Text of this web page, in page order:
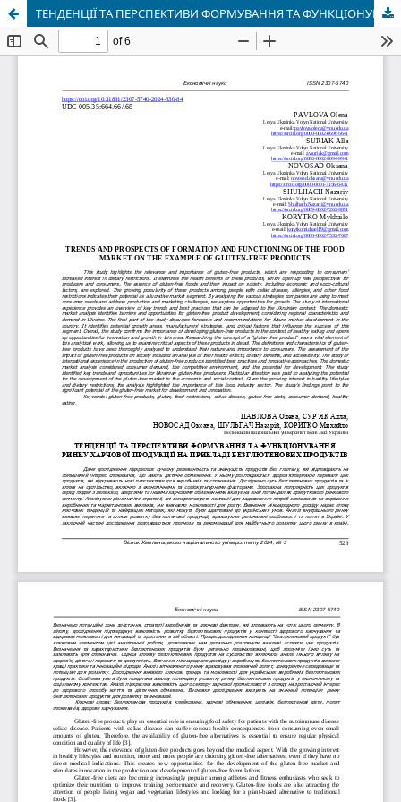
ТЕНДЕНЦІЇ ТА ПЕРСПЕКТИВИ ФОРМУВАННЯ ТА ФУНКЦІОНУВАННЯ РИНКУ ХАРЧОВОЇ ПРОДУКЦІЇ НА ПРИКЛАДІ БЕЗГЛЮТЕНОВИХ ПРОДУКТІВ